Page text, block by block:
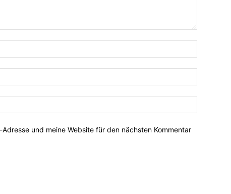
und meine Website für den nächsten Kommentar